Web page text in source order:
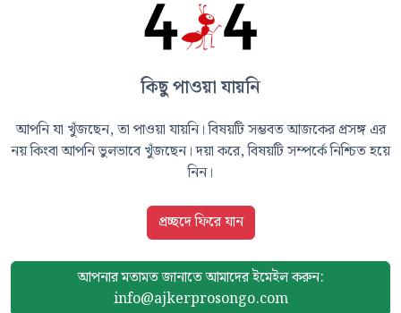
কিছু পাওয়া যায়নি
আপনি যা খুঁজছেন, তা পাওয়া যায়নি। বিষয়টি সম্ভবত আজকের প্রসঙ্গ এর
নয় কিংবা আপনি ভুলভাবে খুঁজছেন। দয়া করে, বিষয়টি সম্পর্কে নিশ্চিত হয়ে
নিন।
প্রচ্ছদে ফিরে যান
আপনার মতামত জানাতে আমাদেরইমেইল করুন:
info@ajkerprosongo.com